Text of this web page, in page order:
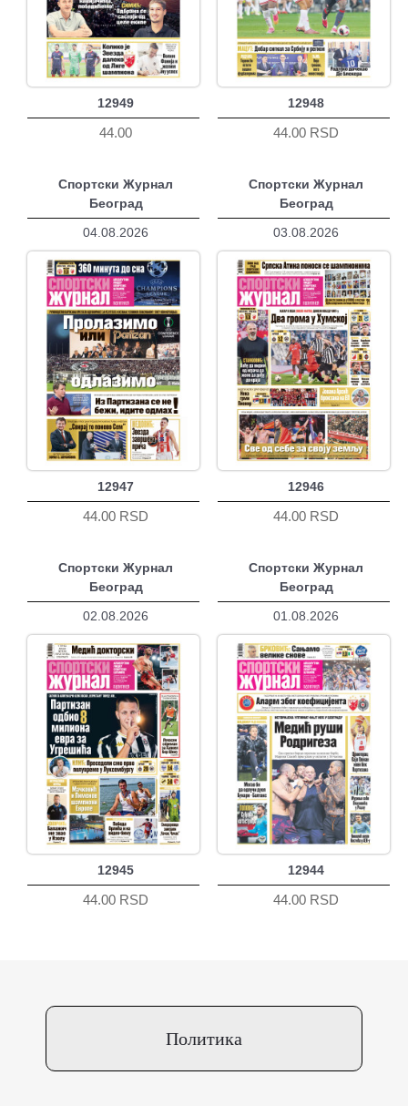
12949
44.00
12948
44.00 RSD
Спортски Журнал
Београд
04.08.2026
12947
44.00 RSD
Спортски Журнал
Београд
03.08.2026
12946
44.00 RSD
Спортски Журнал
Београд
02.08.2026
12945
44.00 RSD
Спортски Журнал
Београд
01.08.2026
12944
44.00 RSD
Политика